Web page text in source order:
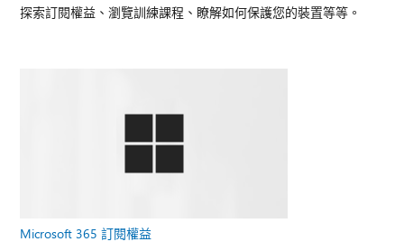
探索訂閱權益、瀏覽訓練課程、瞭解如何保護您的裝置等等。
Microsoft 365 訂閱權益